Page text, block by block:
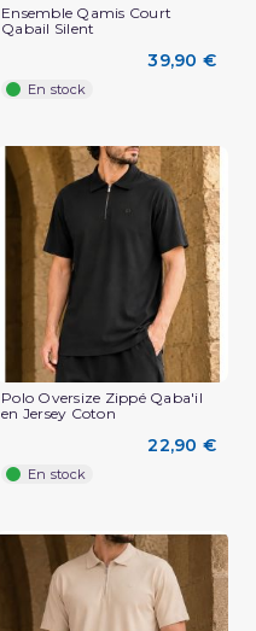
Ensemble Qamis Court
Qabail Silent
39,90 €
En stock
Polo Oversize Zippé Qaba'il
en Jersey Coton
22,90 €
En stock